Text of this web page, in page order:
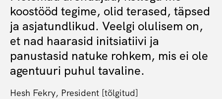
koostööd tegime, olid terased, täpsed
ja asjatundlikud. Veelgi olulisem on,
et nad haarasid initsiatiivi ja
panustasid natuke rohkem, mis ei ole
agentuuri puhul tavaline.
Hesh Fekry, President [tõlgitud]